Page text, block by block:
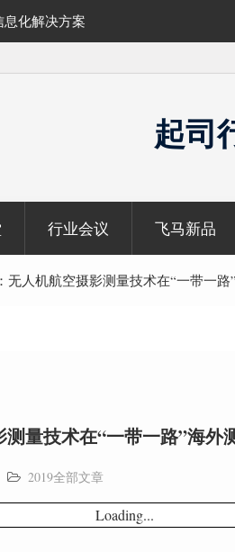
化解决方案
起司
行业会议 飞马新品
无人机航空摄影测量技术在“一带一
量技术在“一带一路”海外
2019全部文章
Loading...